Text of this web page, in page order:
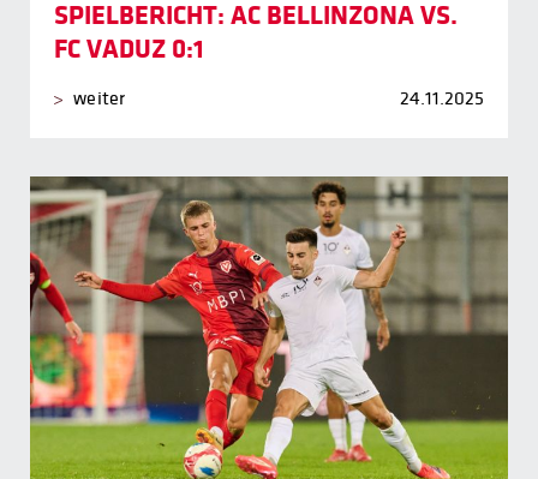
SPIELBERICHT: AC BELLINZONA VS.
FC VADUZ 0:1
weiter 24.11.2025